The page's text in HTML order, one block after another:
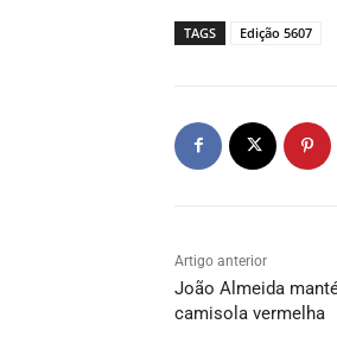
TAGS Edição 5607
Artigo anterior
João Almeida
camisola vermelha